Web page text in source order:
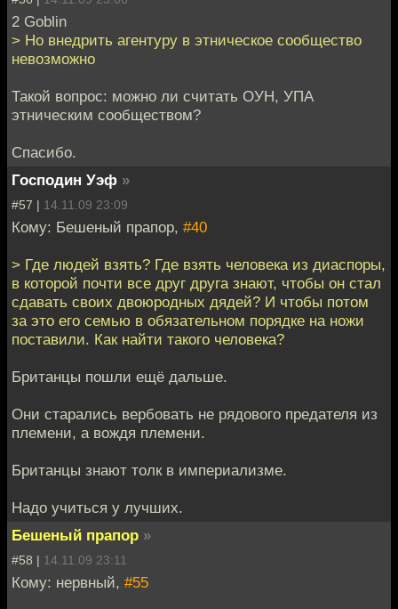
2 Goblin
> Но внедрить агентуру в этническое сообщество
невозможно
Такой вопрос: можно ли считать ОУН, УПА
этническим сообществом?
Спасибо.
Господин Уэф »
#57 | 14.11.09 23:09
Кому: Бешеный прапор, #40
> Где людей взять? Где взять человека из диаспоры,
в которой почти все друг друга знают, чтобы он стал
сдавать своих двоюродных дядей? И чтобы потом
за это его семью в обязательном порядке на ножи
поставили. Как найти такого человека?
Британцы пошли ещё дальше.
Они старались вербовать не рядового предателя из
племени, а вождя племени.
Британцы знают толк в империализме.
Надо учиться у лучших.
Бешеный прапор »
#58 | 14.11.09 23:11
Кому: нервный, #55